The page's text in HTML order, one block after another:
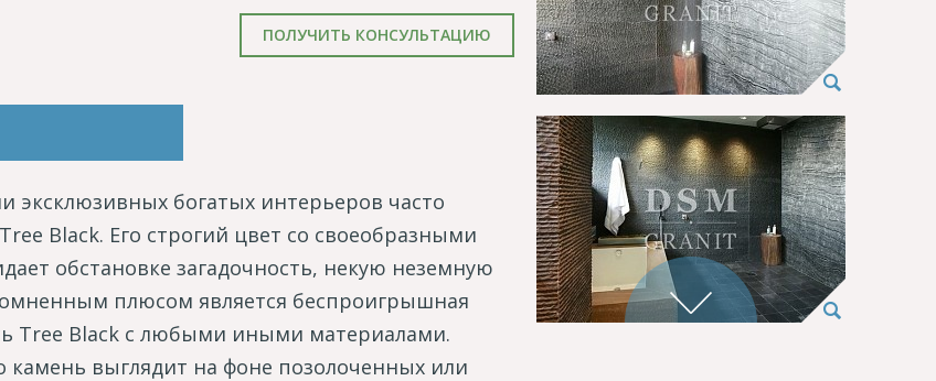
ПОЛУЧИТЬ КОНСУЛЬТАЦИЮ
эксклюзивных богатых интерьеров часто
Black. Его строгий цвет со своеобразными
обстановке загадочность, некую неземную
плюсом является беспроигрышная
Tree Black с любыми иными материалами.
камень выглядит на фоне позолоченных или